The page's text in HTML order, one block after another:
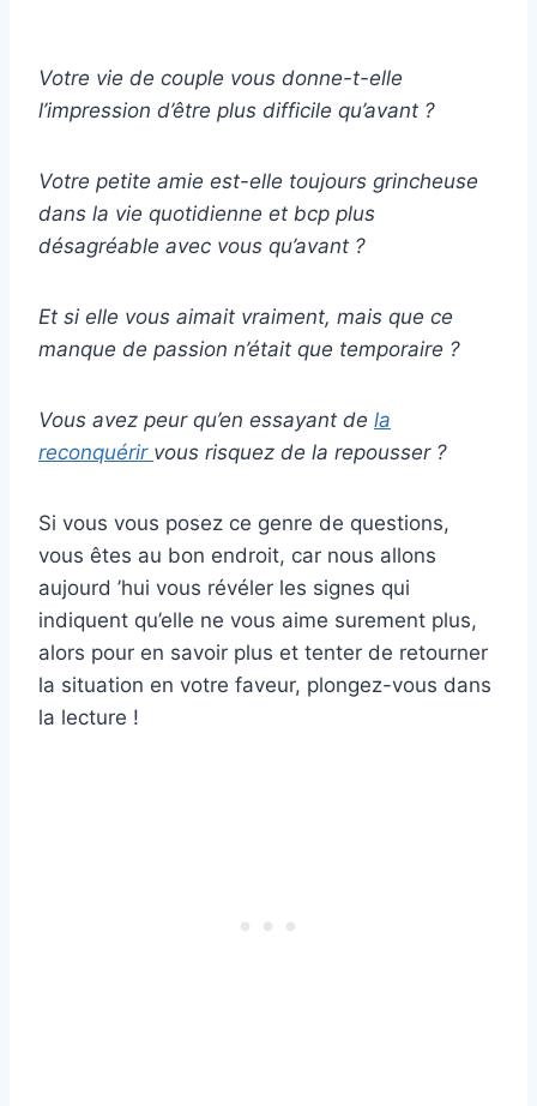
Votre vie de couple vous donne-t-elle
l’impression d’être plus difficile qu’avant ?
Votre petite amie est-elle toujours grincheuse
dans la vie quotidienne et bcp plus
désagréable avec vous qu’avant ?
Et si elle vous aimait vraiment, mais que ce
manque de passion n’était que temporaire ?
Vous avez peur qu’en essayant de la
reconquérir vous risquez de la repousser ?
Si vous vous posez ce genre de questions,
vous êtes au bon endroit, car nous allons
aujourd ’hui vous révéler les signes qui
indiquent qu’elle ne vous aime surement plus,
alors pour en savoir plus et tenter de retourner
la situation en votre faveur, plongez-vous dans
la lecture !